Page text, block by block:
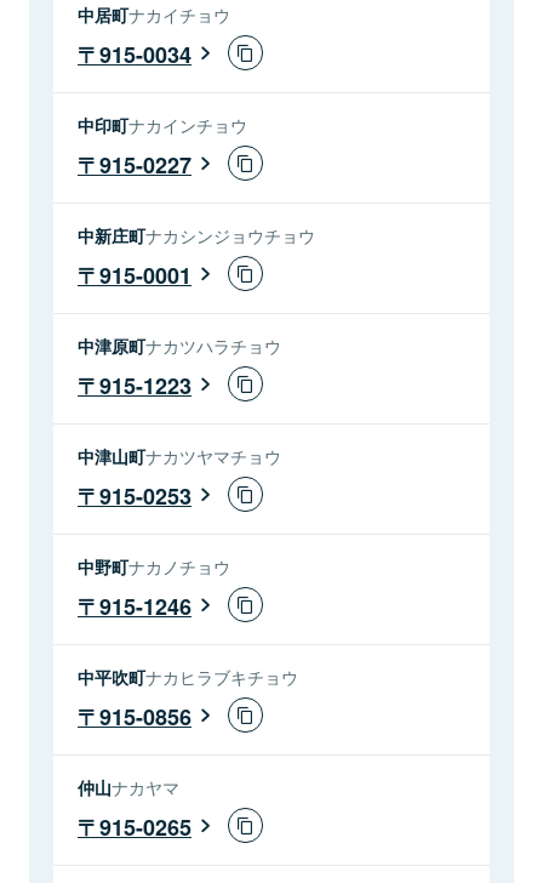
中居町ナカイチョウ
915-0034
中印町ナカインチョウ
915-0227
中新庄町ナカシンジョウチョウ
915-0001
中津原町ナカツハラチョウ
915-1223
中津山町ナカツヤマチョウ
915-0253
中野町ナカノチョウ
915-1246
中平吹町ナカヒラブキチョウ
915-0856
仲山ナカヤマ
915-0265